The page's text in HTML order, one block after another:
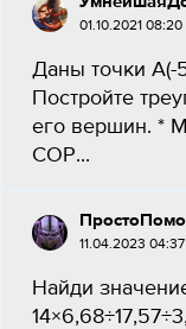
01.10.2021 08:20
Даны точки А(-
Постройте
его вершин. *
СОР...
11.04.2023 04:37
Найди